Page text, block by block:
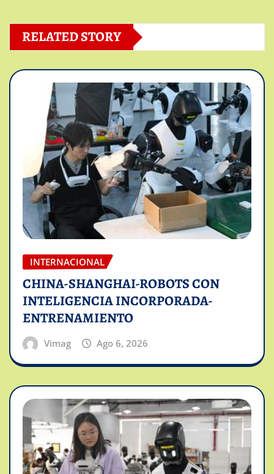
RELATED STORY
INTERNACIONAL
CHINA-SHANGHAI-ROBOTS CON
INTELIGENCIA INCORPORADA-
ENTRENAMIENTO
Vimag Ago 6, 2026